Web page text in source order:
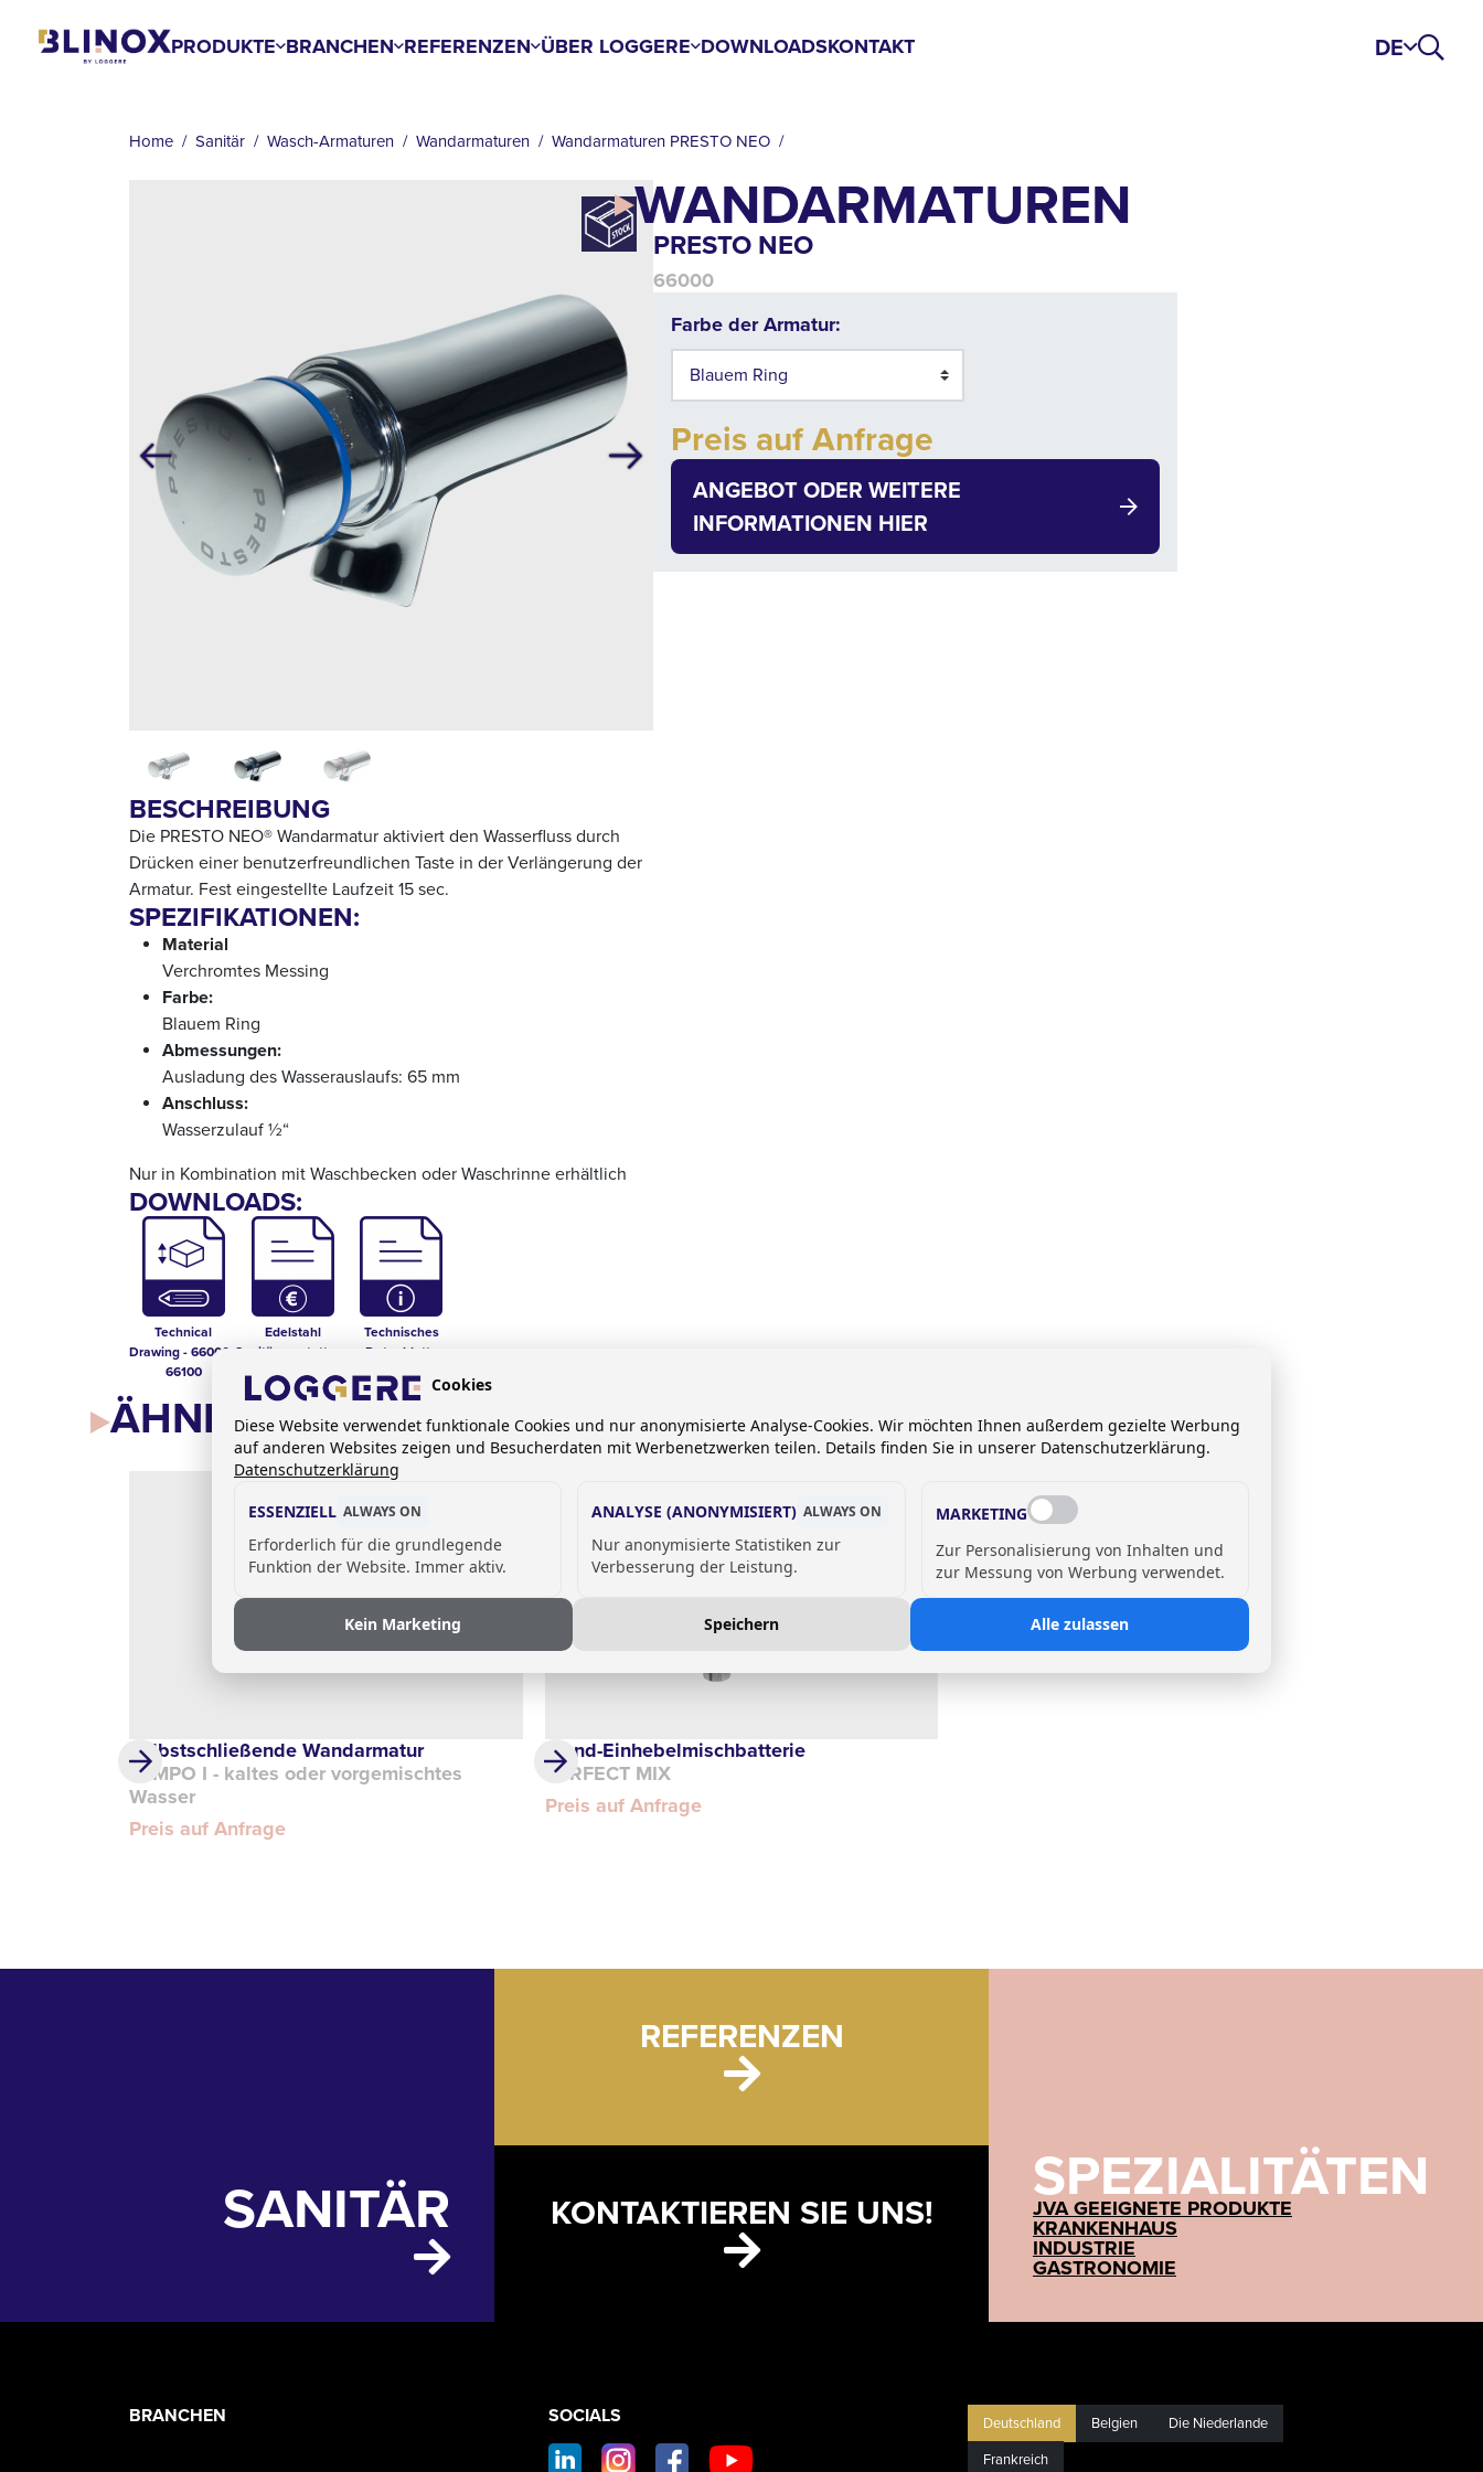
PRODUKTE BRANCHEN REFERENZEN ÜBER LOGGERE DOWNLOADSKONTAKT DE
Home Sanitär Wasch-Armaturen Wandarmaturen Wandarmaturen PRESTO NEO
Previous Next
BESCHREIBUNG
Die PRESTO NEO® Wandarmatur aktiviert den Wasserfluss durch
Drücken einer benutzerfreundlichen Taste in der Verlängerung der
Armatur. Fest eingestellte Laufzeit 15 sec.
SPEZIFIKATIONEN:
Material
Verchromtes Messing
Farbe:
Blauem Ring
Abmessungen:
Ausladung des Wasserauslaufs: 65 mm
Anschluss:
Wasserzulauf ½“
Nur in Kombination mit Waschbecken oder Waschrinne erhältlich
DOWNLOADS:
Technical
Drawing - 66000 -
66100
Edelstahl
Sanitärausstattung
Loggere-Blinox
2026
Technisches
Datenblatt -
66000, 66100
WANDARMATUREN
PRESTO NEO
66000
Farbe der Armatur:
Preis auf Anfrage
ANGEBOT ODER WEITERE
INFORMATIONEN HIER
ÄHNLICHE PRODUKTE
Selbstschließende Wandarmatur
TEMPO I - kaltes oder vorgemischtes
Wasser
Preis auf Anfrage
Wand-Einhebelmischbatterie
PERFECT MIX
Preis auf Anfrage
SANITÄR
REFERENZEN
KONTAKTIEREN SIE UNS! SPEZIALITÄTEN
JVA GEEIGNETE PRODUKTE
KRANKENHAUS
INDUSTRIE
GASTRONOMIE
PRODUCT
BRANCHEN CONTACT
SOCIAL
SOCIALS Deutschland Belgien
Die Niederlande
Frankreich
Cookies
Diese Website verwendet funktionale Cookies und nur anonymisierte Analyse-Cookies. Wir möchten Ihnen außerdem gezielte Werbung
auf anderen Websites zeigen und Besucherdaten mit Werbenetzwerken teilen. Details finden Sie in unserer Datenschutzerklärung.
Datenschutzerklärung
ESSENZIELL ALWAYS ON
Erforderlich für die grundlegende
Funktion der Website. Immer aktiv.
ANALYSE (ANONYMISIERT) ALWAYS ON
Nur anonymisierte Statistiken zur
Verbesserung der Leistung.
MARKETING
Zur Personalisierung von Inhalten und
zur Messung von Werbung verwendet.
Kein Marketing Speichern Alle zulassen